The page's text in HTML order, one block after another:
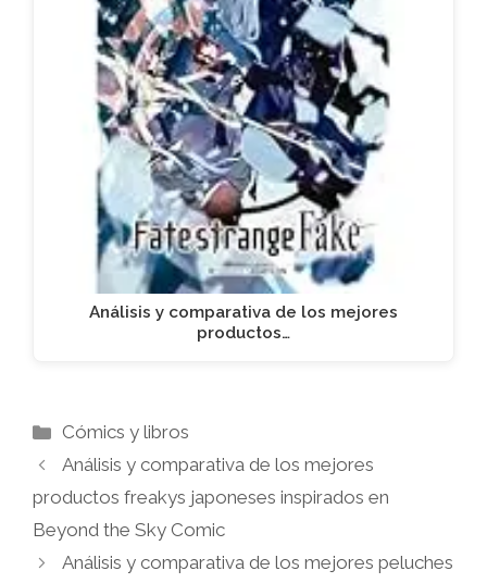
Análisis y comparativa de los mejores
productos…
Categorías
Cómics y libros
Análisis y comparativa de los mejores
productos freakys japoneses inspirados en
Beyond the Sky Comic
Análisis y comparativa de los mejores peluches